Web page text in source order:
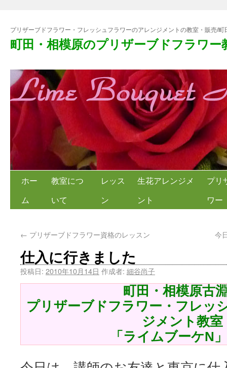
プリザーブドフラワー・フレッシュフラワーのアレンジメントの教室・販売/町
町田・相模原のプリザーブドフラワ
ホー
ム
教室につ
いて
レッス
ン
生花アレンジメ
ント
プリ
ワー
← プリザーブドフラワー資格のレッスン 今
仕入に行きました
投稿日: 2010年10月14日 作成者: 細谷尚子
町田・相模原古
プリザーブドフラワー・フレッ
ジメント教室
「ライムブーケN